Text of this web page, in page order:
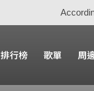
排行榜 歌單 周